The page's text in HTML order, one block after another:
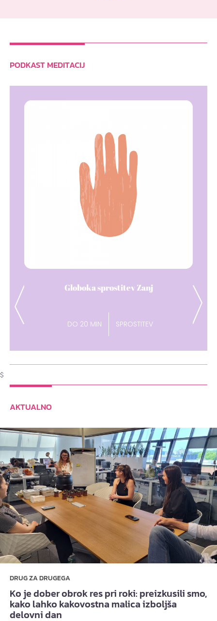
PODKAST MEDITACIJ
Previous
Dih pavza
DO 15 MIN ENERGIJA
Next
$
AKTUALNO
DRUG ZA DRUGEGA
Ko je dober obrok res pri roki: preizkusili smo,
kako lahko kakovostna malica izboljša
delovni dan